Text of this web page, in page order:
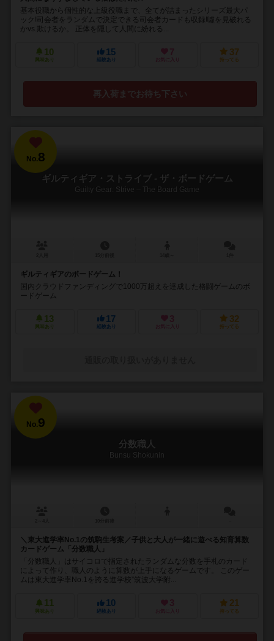
基本役職から個性的な上級役職まで、全てが詰まったシリーズ最大パ
ック!司会者をランダムで決定できる司会者カードも収録!噓を見破れる
かvs.欺けるか。 正体を隠して人間に紛れる...
10
興味あり
15
経験あり
7
お気に入り
37
持ってる
再入荷までお待ち下さい
No.8
ギルティギア・ストライブ - ザ・ボードゲーム
Guilty Gear: Strive – The Board Game
ギルティギアのボードゲーム！
国内クラウドファンディングで1000万超えを達成した格闘ゲームのボ
ードゲーム
13
興味あり
17
経験あり
3
お気に入り
32
持ってる
No.9
分数職人
Bunsu Shokunin
＼東大進学率No.1の筑駒生考案／子供と大人が一緒に遊べる知育算数
カードゲーム「分数職人」
「分数職人」はサイコロで指定されたランダムな分数を手札のカード
によって作り、職人のように算数が上手になるゲームです。 このゲー
ムは東大進学率No.1を誇る進学校”筑波大学附...
11
興味あり
10
経験あり
3
お気に入り
21
持ってる